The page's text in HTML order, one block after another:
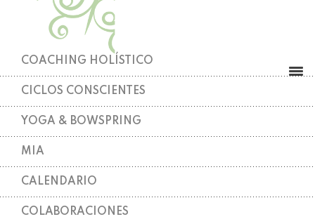
COACHING HOLÍSTICO
CICLOS CONSCIENTES
YOGA & BOWSPRING
MIA
CALENDARIO
COLABORACIONES